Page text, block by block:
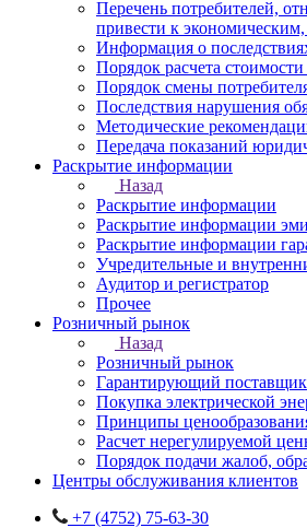
Перечень потребителей,
привести к
Информация о
Порядок расчета
Порядок смены
Последствия нарушения
Методические
Передача показаний
Раскрытие информации
Назад
Раскрытие информации
Раскрытие информации
Раскрытие информации
Учредительные и
Аудитор и регистратор
Прочее
Розничный рынок
Назад
Розничный рынок
Гарантирующий поставщик
Покупка электрической
Принципы
Расчет нерегулируемой
Порядок подачи жалоб,
Центры обслуживания клиентов
+7 (4752) 75-63-30